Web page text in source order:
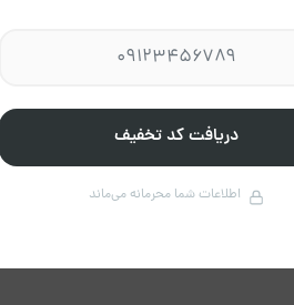
دریافت کد تخفیف
اطلاعات شما محرمانه می‌ماند